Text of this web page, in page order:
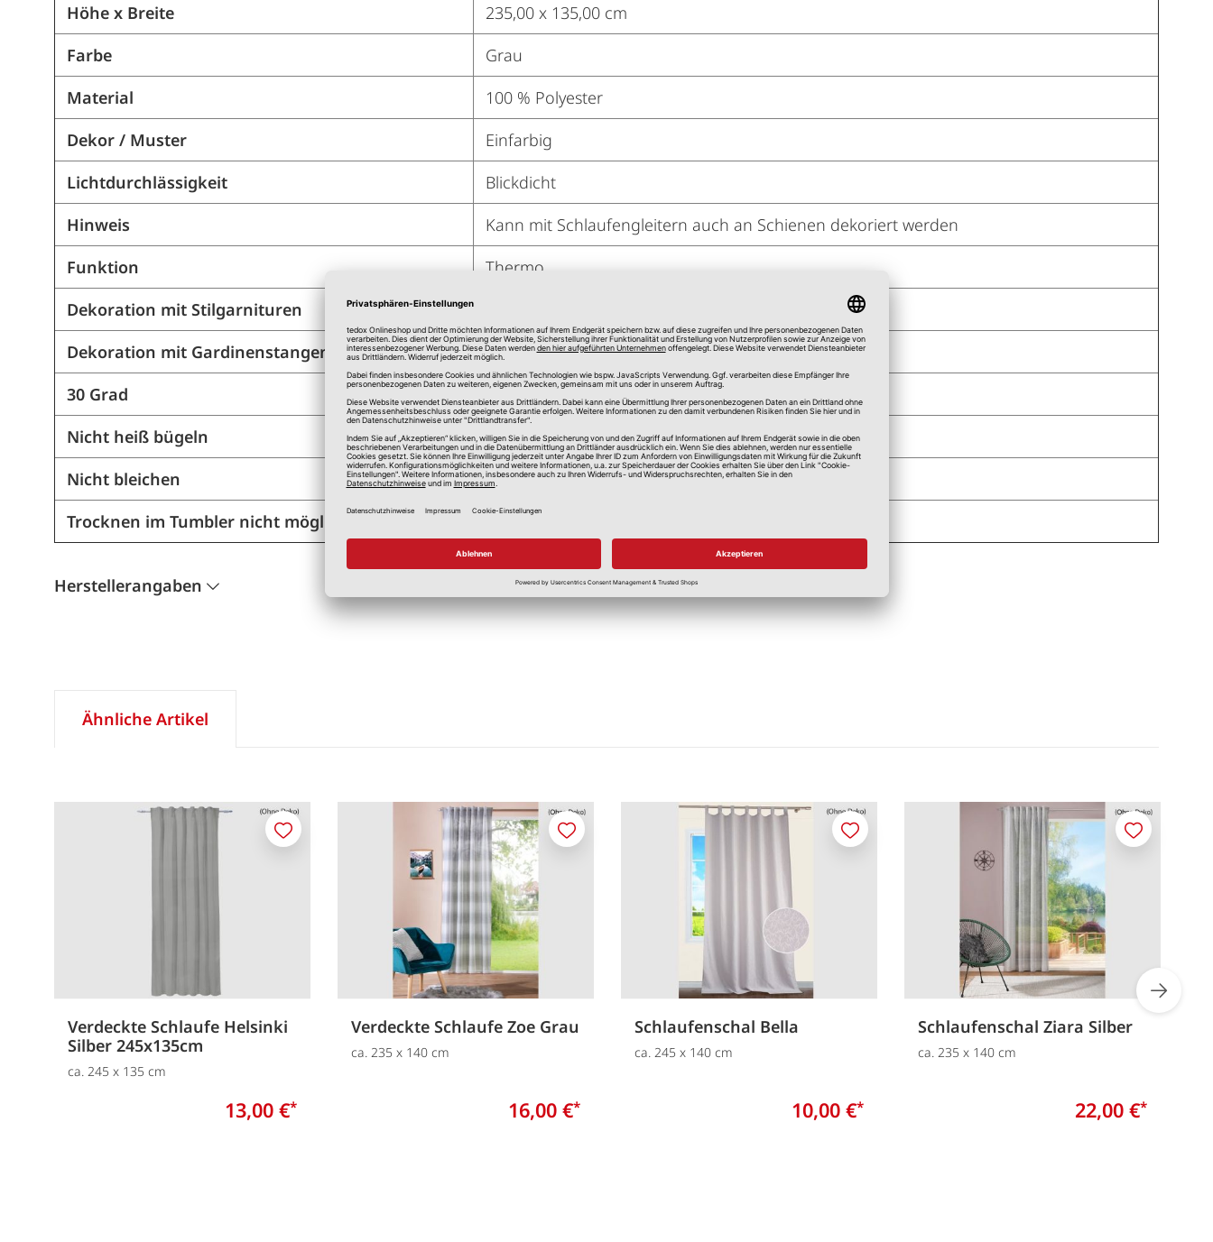
Höhe x Breite
235,00 x 135,00 cm
Farbe
Grau
Material
100 % Polyester
Dekor / Muster
Einfarbig
Lichtdurchlässigkeit
Blickdicht
Hinweis
Kann mit Schlaufengleitern auch an Schienen dekoriert werden
Funktion
Thermo
Dekoration mit Stilgarnituren
Dekoration mit Gardinenstangen
Ja
30 Grad
Ja
Nicht heiß bügeln
Ja
Nicht bleichen
Ja
Trocknen im Tumbler nicht möglich
Herstellerangaben
Ähnliche Artikel
Verdeckte Schlaufe Helsinki
Silber 245x135cm
ca. 245 x 135 cm
13,00 €*
Merken
Verdeckte Schlaufe Zoe Grau
ca. 235 x 140 cm
16,00 €*
Merken
Schlaufenschal Bella
ca. 245 x 140 cm
10,00 €*
Merken
Schlaufenschal Ziara Silber
ca. 235 x 140 cm
22,00 €*
Merken